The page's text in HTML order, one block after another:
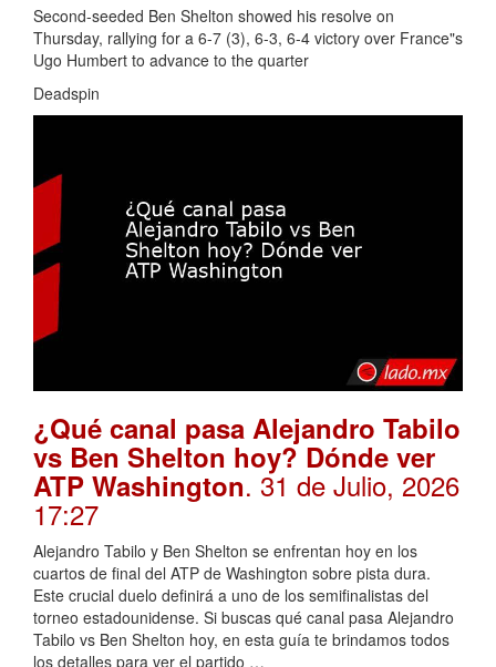
Second-seeded Ben Shelton showed his resolve on
Thursday, rallying for a 6-7 (3), 6-3, 6-4 victory over France"s
Ugo Humbert to advance to the quarter
Deadspin
¿Qué canal pasa Alejandro Tabilo
vs Ben Shelton hoy? Dónde ver
ATP Washington. 31 de Julio, 2026
17:27
Alejandro Tabilo y Ben Shelton se enfrentan hoy en los
cuartos de final del ATP de Washington sobre pista dura.
Este crucial duelo definirá a uno de los semifinalistas del
torneo estadounidense. Si buscas qué canal pasa Alejandro
Tabilo vs Ben Shelton hoy, en esta guía te brindamos todos
los detalles para ver el partido …